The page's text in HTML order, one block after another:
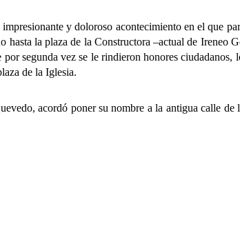
y doloroso acontecimiento en el que
la plaza de la Constructora –actual de Ireneo
segunda vez se le rindieron honores ciudadanos,
de la Iglesia.
acordó poner su nombre a la antigua calle de